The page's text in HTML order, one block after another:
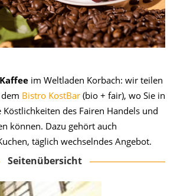
im Weltladen Korbach: wir teilen
Bistro KostBar (bio + fair), wo Sie in
des Fairen Handels und
können. Dazu gehört auch
täglich wechselndes Angebot.
Seitenübersicht